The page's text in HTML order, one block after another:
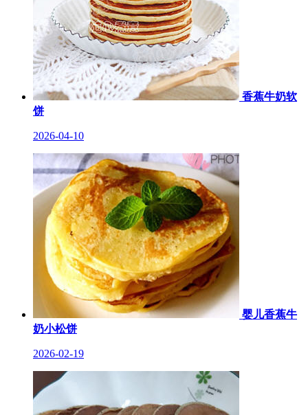
香蕉牛奶软
饼
2026-04-10
婴儿香蕉牛
奶小松饼
2026-02-19